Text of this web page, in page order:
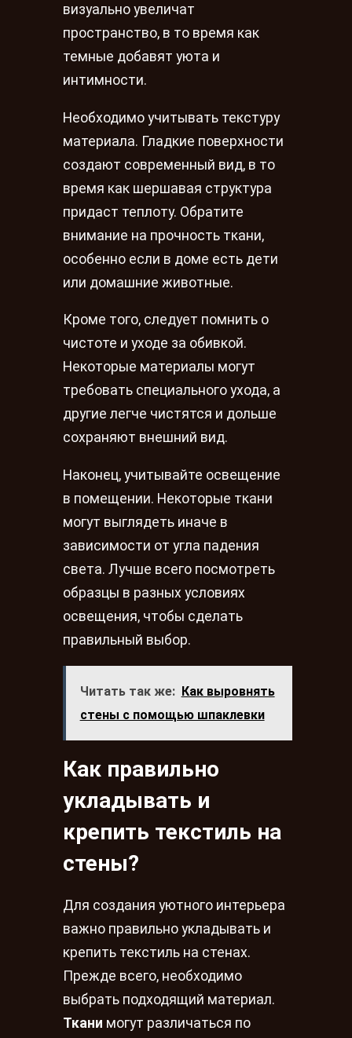
визуально увеличат
пространство, в то время как
темные добавят уюта и
интимности.
Необходимо учитывать текстуру
материала. Гладкие поверхности
создают современный вид, в то
время как шершавая структура
придаст теплоту. Обратите
внимание на прочность ткани,
особенно если в доме есть дети
или домашние животные.
Кроме того, следует помнить о
чистоте и уходе за обивкой.
Некоторые материалы могут
требовать специального ухода, а
другие легче чистятся и дольше
сохраняют внешний вид.
Наконец, учитывайте освещение
в помещении. Некоторые ткани
могут выглядеть иначе в
зависимости от угла падения
света. Лучше всего посмотреть
образцы в разных условиях
освещения, чтобы сделать
правильный выбор.
Читать так же:
Как выровнять
стены с помощью шпаклевки
Как правильно
укладывать и
крепить текстиль на
стены?
Для создания уютного интерьера
важно правильно укладывать и
крепить текстиль на стенах.
Прежде всего, необходимо
выбрать подходящий материал.
Ткани могут различаться по